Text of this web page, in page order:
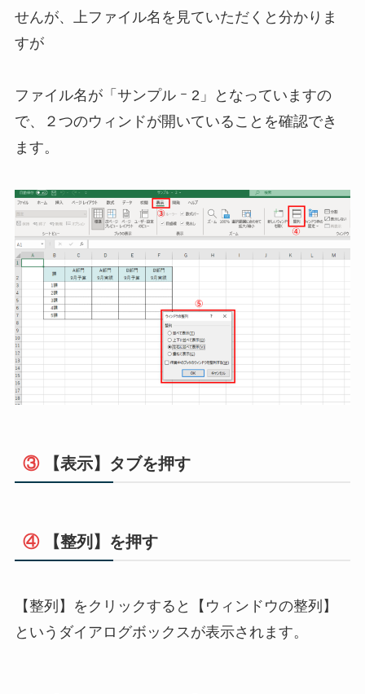
せんが、上ファイル名を見ていただくと分かりま
すが
ファイル名が「サンプル ｰ 2」となっていますの
で、２つのウィンドが開いていることを確認でき
ます。
③【表示】タブを押す
④【整列】を押す
【整列】をクリックすると【ウィンドウの整列】
というダイアログボックスが表示されます。